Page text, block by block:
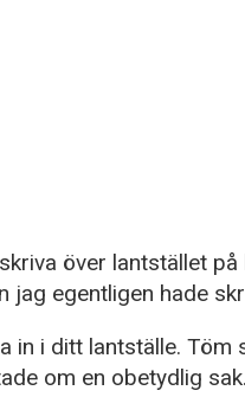
över lantstället
jag egentligen hade
in i ditt lantställe.
om en obetydlig sak.